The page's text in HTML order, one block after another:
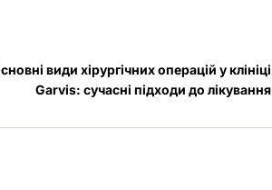
види хірургічних операцій у клініці
Garvis: сучасні підходи до лікування